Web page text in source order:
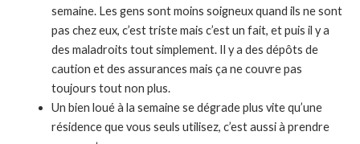
semaine. Les gens sont moins soigneux quand ils ne sont
pas chez eux, c’est triste mais c’est un fait, et puis il y a
des maladroits tout simplement. Il y a des dépôts de
caution et des assurances mais ça ne couvre pas
toujours tout non plus.
Un bien loué à la semaine se dégrade plus vite qu’une
résidence que vous seuls utilisez, c’est aussi à prendre